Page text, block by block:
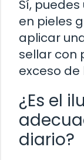
Sí,
en pieles
aplicar
sellar con
exceso de
¿Es el
diario?